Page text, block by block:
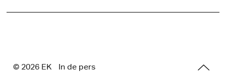
© 2026 EK In de pers